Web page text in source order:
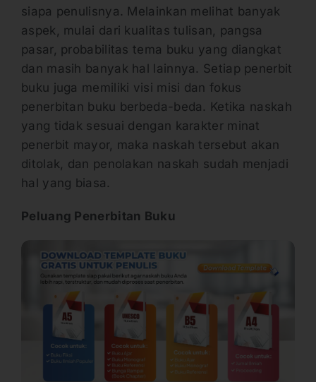
siapa penulisnya. Melainkan melihat banyak
aspek, mulai dari kualitas tulisan, pangsa
pasar, probabilitas tema buku yang diangkat
dan masih banyak hal lainnya. Setiap penerbit
buku juga memiliki visi misi dan fokus
penerbitan buku berbeda-beda. Ketika naskah
yang tidak sesuai dengan karakter minat
penerbit mayor, maka naskah tersebut akan
ditolak, dan penolakan naskah sudah menjadi
hal yang biasa.
Peluang Penerbitan Buku